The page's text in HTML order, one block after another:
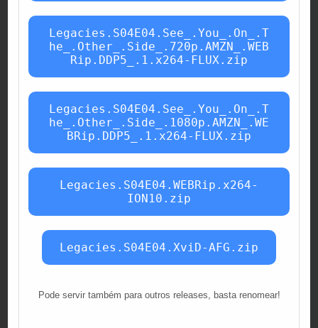
Legacies.S04E04.See_.You_.On_.T
he_.Other_.Side_.720p.AMZN_.WEB
Rip.DDP5_.1.x264-FLUX.zip
Legacies.S04E04.See_.You_.On_.T
he_.Other_.Side_.1080p.AMZN_.WE
BRip.DDP5_.1.x264-FLUX.zip
Legacies.S04E04.WEBRip.x264-
ION10.zip
Legacies.S04E04.XviD-AFG.zip
Pode servir também para outros releases, basta renomear!